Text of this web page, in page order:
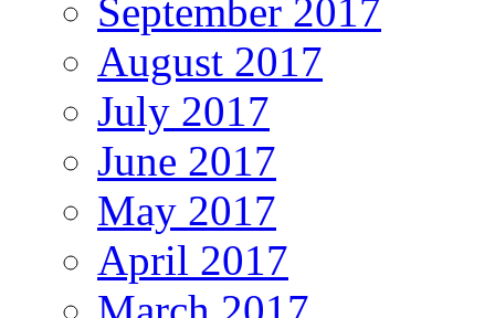
September 2017
August 2017
July 2017
June 2017
May 2017
April 2017